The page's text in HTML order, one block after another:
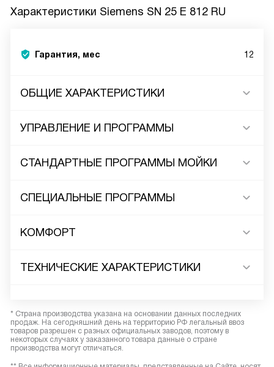
Характеристики Siemens SN 25 E 812 RU
Гарантия, мес 12
ОБЩИЕ ХАРАКТЕРИСТИКИ
УПРАВЛЕНИЕ И ПРОГРАММЫ
СТАНДАРТНЫЕ ПРОГРАММЫ МОЙКИ
СПЕЦИАЛЬНЫЕ ПРОГРАММЫ
КОМФОРТ
ТЕХНИЧЕСКИЕ ХАРАКТЕРИСТИКИ
* Страна производства указана на основании данных последних
продаж. На сегодняшний день на территорию РФ легальный ввоз
товаров разрешен с разных официальных заводов, поэтому в
некоторых случаях у заказанного товара данные о стране
производства могут отличаться.